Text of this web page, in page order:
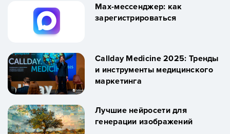
Max-мессенджер: как
зарегистрироваться
Callday Medicine 2025: Тренды
и инструменты медицинского
маркетинга
Лучшие нейросети для
генерации изображений